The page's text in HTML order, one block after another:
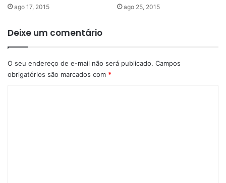
ago 17, 2015 ago 25, 2015
Deixe um comentário
O seu endereço de e-mail não será publicado. Campos
obrigatórios são marcados com *